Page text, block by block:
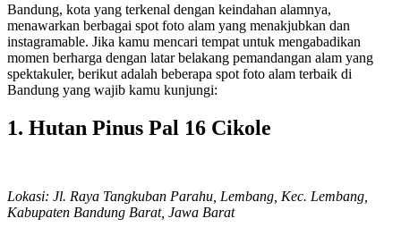
Bandung, kota yang terkenal dengan keindahan alamnya,
menawarkan berbagai spot foto alam yang menakjubkan dan
instagramable. Jika kamu mencari tempat untuk mengabadikan
momen berharga dengan latar belakang pemandangan alam yang
spektakuler, berikut adalah beberapa spot foto alam terbaik di
Bandung yang wajib kamu kunjungi:
1. Hutan Pinus Pal 16 Cikole
Lokasi: Jl. Raya Tangkuban Parahu, Lembang, Kec. Lembang,
Kabupaten Bandung Barat, Jawa Barat